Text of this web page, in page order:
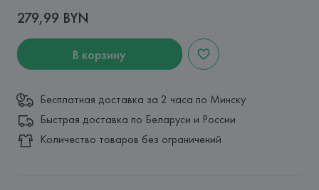
279,99 BYN
В корзину
Бесплатная доставка за 2 часа по Минску
Быстрая доставка по Беларуси и России
Количество товаров без ограничений